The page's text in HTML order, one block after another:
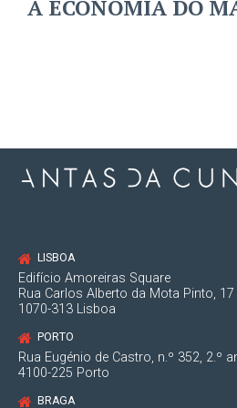
A ECONOMIA DO
LISBOA
Edifício Amoreiras Square
Rua Carlos Alberto da Mota Pinto, 17
1070-313 Lisboa
PORTO
Rua Eugénio de Castro, n.º 352, 2.º
4100-225 Porto
BRAGA